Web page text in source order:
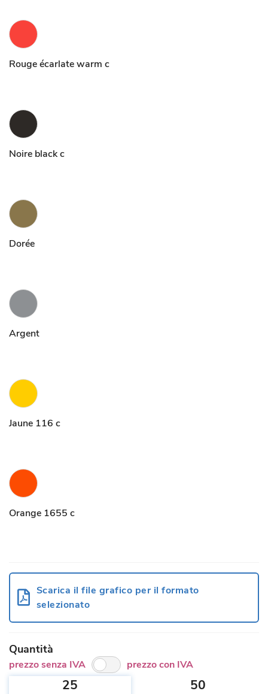
Rouge écarlate warm c
Noire black c
Dorée
Argent
Jaune 116 c
Orange 1655 c
Scarica il file grafico per il formato
selezionato
Quantità
prezzo senza IVA prezzo con IVA
25 50